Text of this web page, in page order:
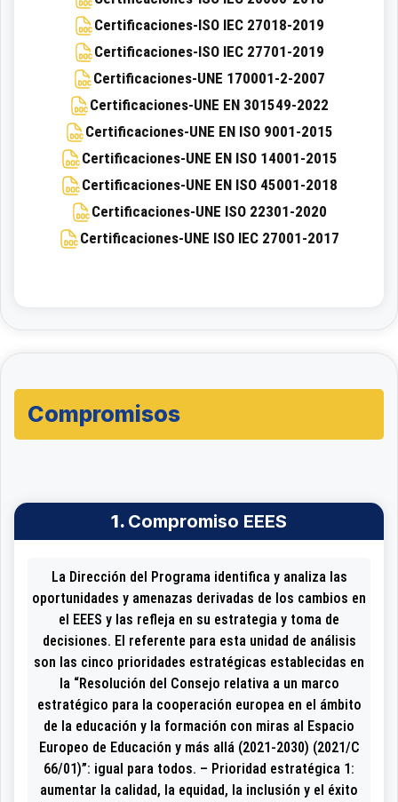
Certificaciones-ISO IEC 27018-2019
Certificaciones-ISO IEC 27701-2019
Certificaciones-UNE 170001-2-2007
Certificaciones-UNE EN 301549-2022
Certificaciones-UNE EN ISO 9001-2015
Certificaciones-UNE EN ISO 14001-2015
Certificaciones-UNE EN ISO 45001-2018
Certificaciones-UNE ISO 22301-2020
Certificaciones-UNE ISO IEC 27001-2017
Compromisos
1. Compromiso EEES
La Dirección del Programa identifica y analiza las
oportunidades y amenazas derivadas de los cambios en
el EEES y las refleja en su estrategia y toma de
decisiones. El referente para esta unidad de análisis
son las cinco prioridades estratégicas establecidas en
la “Resolución del Consejo relativa a un marco
estratégico para la cooperación europea en el ámbito
de la educación y la formación con miras al Espacio
Europeo de Educación y más allá (2021-2030) (2021/C
66/01)”: igual para todos. – Prioridad estratégica 1:
aumentar la calidad, la equidad, la inclusión y el éxito